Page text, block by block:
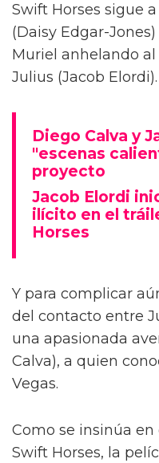
Swift Horses sigue
(Daisy Edgar-
Muriel anhelando
Julius (Jacob Elordi).
Diego Calva y
"escenas
proyecto
Jacob Elordi
ilícito en el
Horses
Y para complicar
del contacto entre
una apasionada
Calva), a quien
Vegas.
Como se insinúa
Swift Horses, la